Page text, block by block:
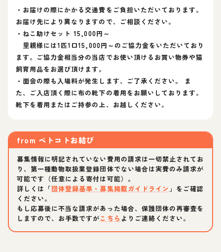
・お届けの際にかかる交通費をご負担いただいております。
お届け先により異なりますので、ご相談ください。
・ねこ助けセット 15,000円～
里親様には1匹1口15,000円～のご協力金をいただいており
ます。ご協力金相当分の当店でお使い頂けるお買い物券や猫
飼育用品をお選び頂けます。
・面会の際も入場料が発生します、ご了承ください。 ま
た、ご入店頂く際に布の靴下の着用をお願いしております。
靴下を着用またはご持参の上、お越しください。
from ペトコトお結び
募集情報に明記されていない費用の請求は一切禁止されてお
り、第一種動物取扱業登録団体でない場合は実費のみ請求が
可能です（任意による寄付は可能）。
詳しくは「団体登録基準・募集掲載ガイドライン 」をご確認
ください。
もし応募後に不当な請求があった場合、保護団体の再審査を
しますので、お手数ですがこちら よりご連絡ください。